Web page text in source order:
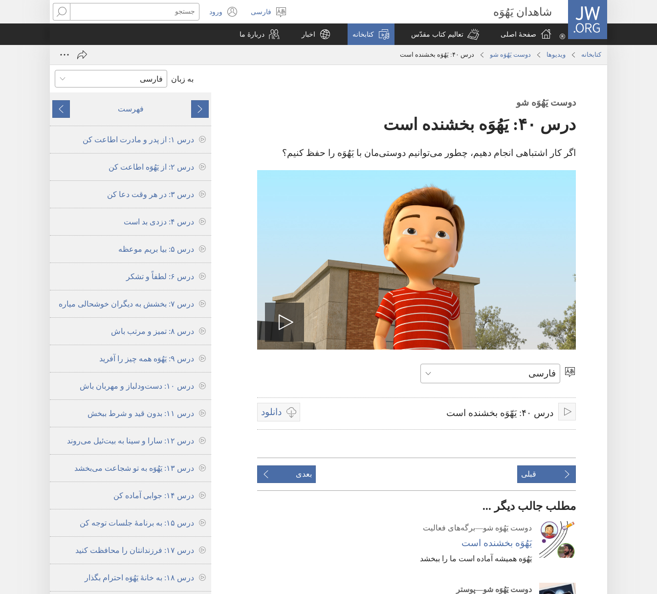
JW.ORG شاهدان یَهُوَه
انتخاب
فارسی ورود
(پنجره‌ای
جستجو
صفحهٔ اصلی تعالیم کتاب مقدّس کتابخانه اخبار دربارهٔ ما
کتابخانه ویدیوها دوست یَهُوَه شو درس ۴۰:‏ یَهُوَه بخشنده است
به زبان
دوست یَهُوَه شو
درس ۴۰:‏ یَهُوَه بخشنده است
اگر کار اشتباهی انجام دهیم،‏ چطور می‌توانیم دوستی‌مان با یَهُوَه را حفظ کنیم؟‏
پخش
انتخاب
درس ۴۰:‏ یَهّوَه بخشنده است دانلود
گزینه‌هتی
دانلود
ویدیوها
قبلی بعدی
مطلب جالب دیگر ...
دوست یَهُوَه شو—‏برگه‌های فعالیت
یَهُوَه بخشنده است
یَهُوَه همیشه آماده است ما را ببخشد
دوست یَهُوَه شو—‏پوستر
قبلی
فهرست
بعدی
درس ۱:‏ از پدر و مادرت اطاعت کن
درس ۲:‏ از یَهُوَه اطاعت کن
درس ۳:‏ در هر وقت دعا کن
درس ۴:‏ دزدی بد است
درس ۵:‏ بیا بریم موعظه
درس ۶:‏ لطفاً و تشکر
درس ۷:‏ بخشش به دیگران خوشحالی میاره
درس ۸:‏ تمیز و مرتب باش
درس ۹:‏ یَهُوَه همه چیز را آفرید
درس ۱۰:‏ دست‌ودلباز و مهربان باش
درس ۱۱:‏ بدون قید و شرط ببخش
درس ۱۲:‏ سارا و سینا به بیت‌ئیل می‌روند
درس ۱۳:‏ یَهُوَه به تو شجاعت می‌بخشد
درس ۱۴:‏ جوابی آماده کن
درس ۱۵:‏ به برنامهٔ جلسات توجه کن
درس ۱۷:‏ فرزندانتان را محافظت کنید
درس ۱۸:‏ به خانهٔ یَهُوَه احترام بگذار